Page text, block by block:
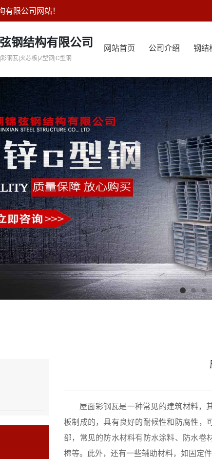
限公司网站！
钢结构有限公司
钢瓦|夹芯板|Z型钢|C型钢
网站首页 公司介绍 钢结
屋面彩钢瓦是一种常见的建筑材料，
板制成的，具有良好的耐候性和防腐性，
部，常见的防水材料有防水涂料、防水卷
棉等。此外，还有一些辅助材料，如固定